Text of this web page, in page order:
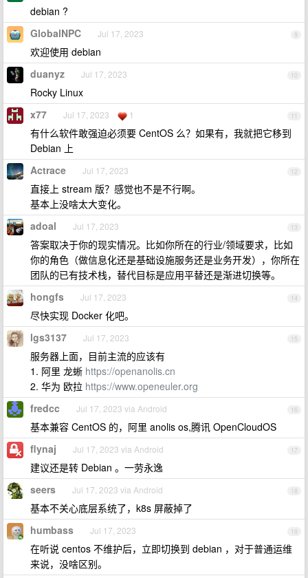
debian ?
9
GlobalNPC Jul 17, 2023
欢迎使用 debian
10
duanyz Jul 17, 2023
Rocky Linux
11
x77 Jul 17, 2023 1
有什么软件敢强迫必须要 CentOS 么？如果有，我就把它移到
Debian 上
12
Actrace Jul 17, 2023
直接上 stream 版？感觉也不是不行啊。
基本上没啥太大变化。
13
adoal Jul 17, 2023
答案取决于你的现实情况。比如你所在的行业/领域要求，比如
你的角色（做信息化还是基础设施服务还是业务开发），你所在
团队的已有技术栈，替代目标是应用平替还是渐进切换等。
14
hongfs Jul 17, 2023
尽快实现 Docker 化吧。
15
lgs3137 Jul 17, 2023
服务器上面，目前主流的应该有
1. 阿里 龙蜥 https://openanolis.cn
2. 华为 欧拉 https://www.openeuler.org
16
fredcc Jul 17, 2023 via Android
基本兼容 CentOS 的，阿里 anolis os,腾讯 OpenCloudOS
17
flynaj Jul 17, 2023 via Android
建议还是转 Debian 。一劳永逸
18
seers Jul 17, 2023 via Android
基本不关心底层系统了，k8s 屏蔽掉了
19
humbass Jul 17, 2023
在听说 centos 不维护后，立即切换到 debian ，对于普通运维
来说，没啥区别。